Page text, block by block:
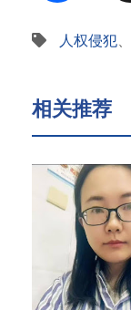
人权侵犯、
相关推荐